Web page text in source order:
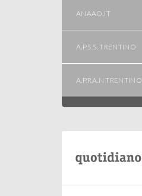
ANAAO.IT
A.P.S.S. TRENTINO
A.P.RA.N TRENTINO